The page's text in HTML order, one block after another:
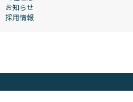
お知らせ
採用情報